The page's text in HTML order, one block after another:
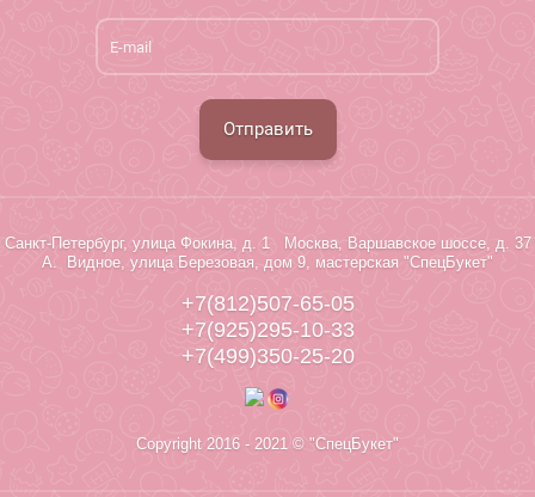
Отправить
Санкт-Петербург, улица Фокина, д. 1 Москва, Варшавское шоссе, д. 37
А. Видное, улица Березовая, дом 9, мастерская "СпецБукет"
+7(812)507-65-05
+7(925)295-10-33
+7(499)350-25-20
Copyright 2016 - 2021 © "СпецБукет"